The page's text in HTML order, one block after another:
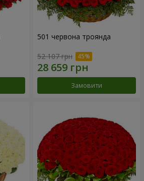
501 червона троянда
52 107 грн
Замовити